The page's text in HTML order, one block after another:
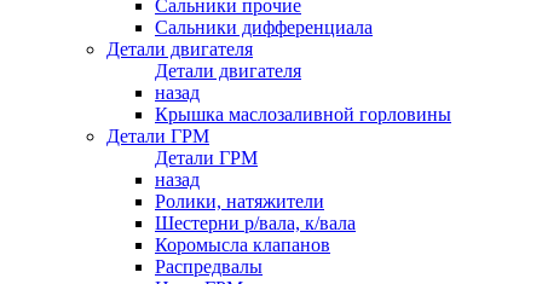
Сальники прочие
Сальники дифференциала
Детали двигателя
Детали двигателя
назад
Крышка маслозаливной горловины
Детали ГРМ
Детали ГРМ
назад
Ролики, натяжители
Шестерни р/вала, к/вала
Коромысла клапанов
Распредвалы